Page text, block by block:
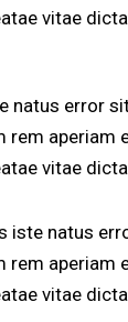
vitae
natus error
aperiam
vitae
iste natus
aperiam
vitae